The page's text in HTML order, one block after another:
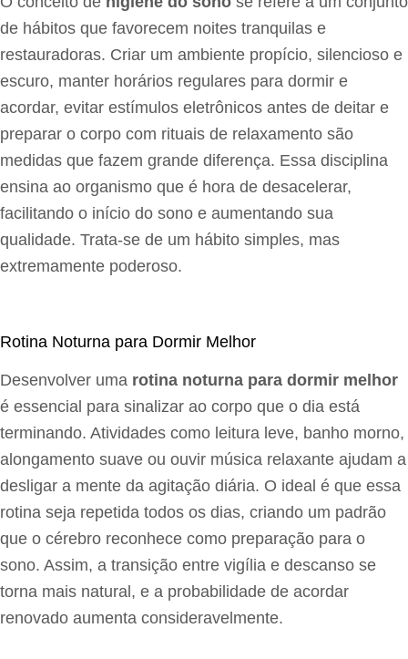
de hábitos que favorecem noites tranquilas e
restauradoras. Criar um ambiente propício, silencioso e
escuro, manter horários regulares para dormir e
acordar, evitar estímulos eletrônicos antes de deitar e
preparar o corpo com rituais de relaxamento são
medidas que fazem grande diferença. Essa disciplina
ensina ao organismo que é hora de desacelerar,
facilitando o início do sono e aumentando sua
qualidade. Trata-se de um hábito simples, mas
extremamente poderoso.
Rotina Noturna para Dormir Melhor
Desenvolver uma rotina noturna para dormir melhor
é essencial para sinalizar ao corpo que o dia está
terminando. Atividades como leitura leve, banho morno,
alongamento suave ou ouvir música relaxante ajudam a
desligar a mente da agitação diária. O ideal é que essa
rotina seja repetida todos os dias, criando um padrão
que o cérebro reconhece como preparação para o
sono. Assim, a transição entre vigília e descanso se
torna mais natural, e a probabilidade de acordar
renovado aumenta consideravelmente.